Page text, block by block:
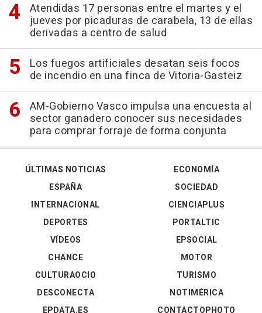
Atendidas 17 personas entre el martes y el
jueves por picaduras de carabela, 13 de ellas
derivadas a centro de salud
Los fuegos artificiales desatan seis focos
de incendio en una finca de Vitoria-Gasteiz
AM-Gobierno Vasco impulsa una encuesta al
sector ganadero conocer sus necesidades
para comprar forraje de forma conjunta
ÚLTIMAS NOTICIAS
ESPAÑA
INTERNACIONAL
DEPORTES
VÍDEOS
ECONOMÍA
SOCIEDAD
CIENCIAPLUS
PORTALTIC
EPSOCIAL
CHANCE
CULTURAOCIO
DESCONECTA
EPDATA.ES
MOTOR
TURISMO
NOTIMÉRICA
CONTACTOPHOTO